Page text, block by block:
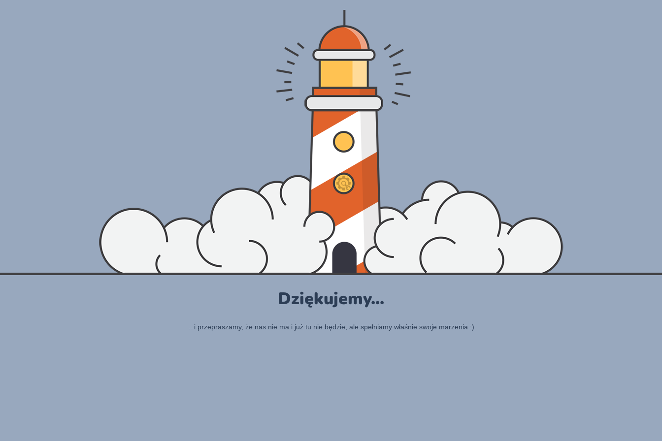
Dziękujemy...
...i przepraszamy, że nas nie ma i już tu nie będzie, ale spełniamy właśnie swoje marzenia :)